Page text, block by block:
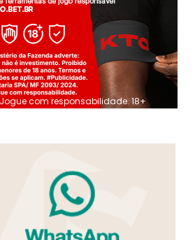
Jogue com responsabilidade. 18+